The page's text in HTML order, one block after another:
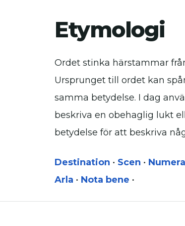
Etymologi
Ordet stinka härstammar
Ursprunget till ordet kan
samma betydelse. I dag
beskriva en obehaglig lukt
betydelse för att beskriva
Destination • Scen • Numera
Arla • Nota bene •